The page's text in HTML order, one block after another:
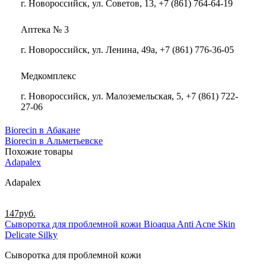
г. Новороссийск, ул. Советов, 13, +7 (861) 764-64-19
Аптека № 3
г. Новороссийск, ул. Ленина, 49а, +7 (861) 776-36-05
Медкомплекс
г. Новороссийск, ул. Малоземельская, 5, +7 (861) 722-
27-06
Biorecin в Абакане
Biorecin в Альметьевске
Похожие товары
Adapalex
Adapalex
147руб.
Сыворотка для проблемной кожи Bioaqua Anti Acne Skin
Delicate Silky
Сыворотка для проблемной кожи